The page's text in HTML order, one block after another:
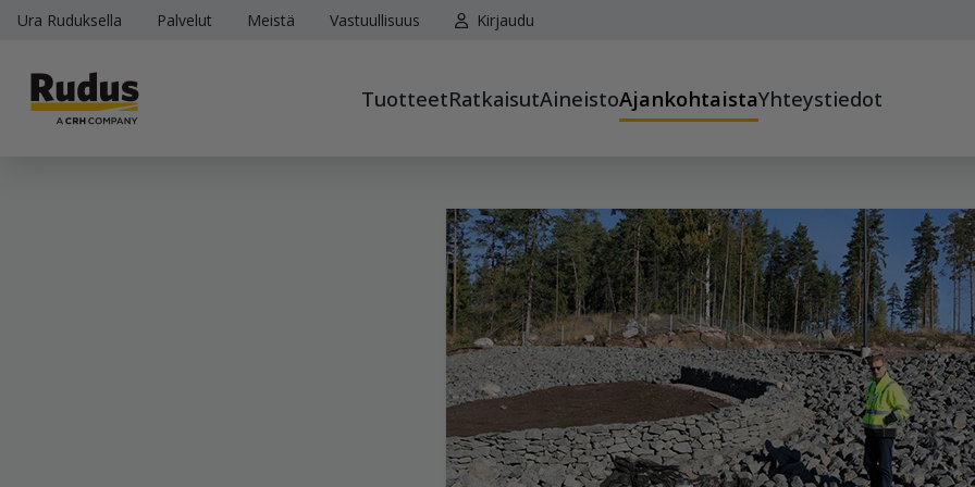
Ura Ruduksella Palvelut Meistä Vastuullisuus Kirjaudu
TuotteetRatkaisutAineistoAjankohtaistaYhteystiedot